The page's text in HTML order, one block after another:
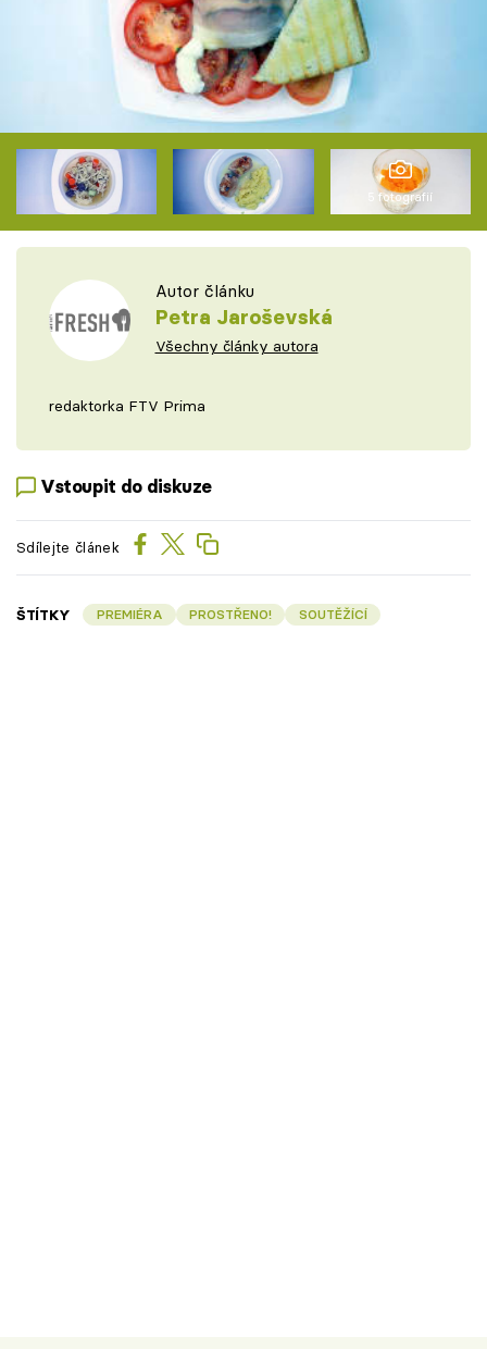
5 fotografií
Autor článku
Petra Jaroševská
Všechny články autora
redaktorka FTV Prima
Vstoupit do diskuze
Sdílejte článek
ŠTÍTKY PREMIÉRA PROSTŘENO! SOUTĚŽÍCÍ